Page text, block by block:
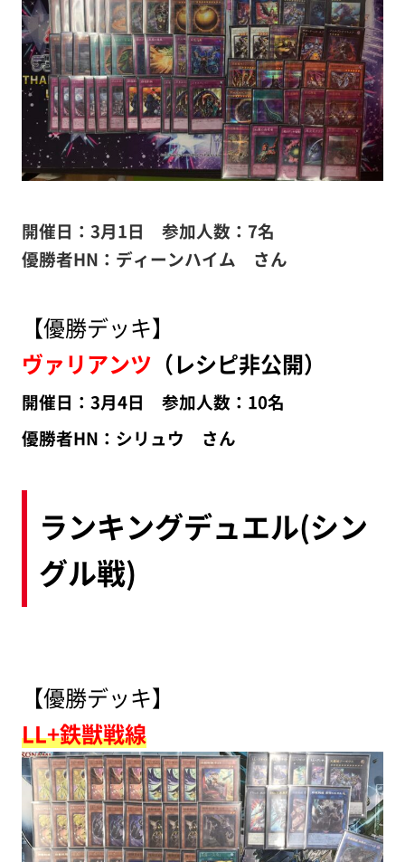
開催日：3月1日 参加人数：7名
優勝者HN：ディーンハイム さん
【優勝デッキ】
ヴァリアンツ （レシピ非公開）
開催日：3月4日 参加人数：10名
優勝者HN：シリュウ さん
ランキングデュエル(シン
グル戦)
【優勝デッキ】
LL+鉄獣戦線